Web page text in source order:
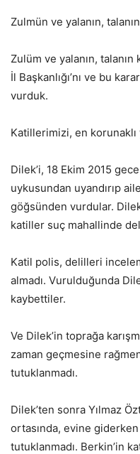
Zulmün ve yalanın,
Zulüm ve yalanın, talanın
İl Başkanlığı’nı ve bu
vurduk.
Katillerimizi, en
Dilek’i, 18 Ekim 2015
uykusundan uyandırıp
göğsünden vurdular.
katiller suç mahallinde
Katil polis, delilleri
almadı. Vurulduğunda
kaybettiler.
Ve Dilek’in toprağa
zaman geçmesine
tutuklanmadı.
Dilek’ten sonra Yılmaz
ortasında, evine
tutuklanmadı. Berkin’in